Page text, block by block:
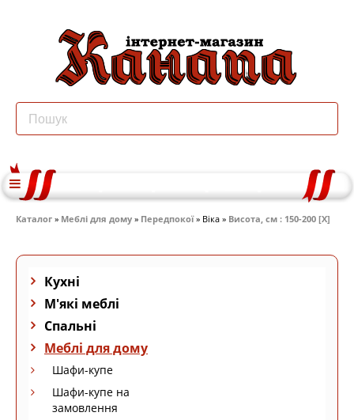
Каталог » Меблі для дому » Передпокої» Віка » Висота, см : 150-200 [X]
Кухні
М'які меблі
Спальні
Меблі для дому
Шафи-купе
Шафи-купе на
замовлення